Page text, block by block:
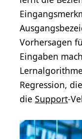
Vorhersagen
Eingaben
Regression,
die Support-